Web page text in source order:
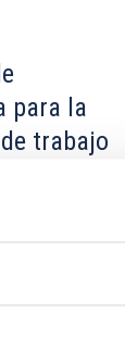
para la
trabajo
de FCT entre
fin de que el